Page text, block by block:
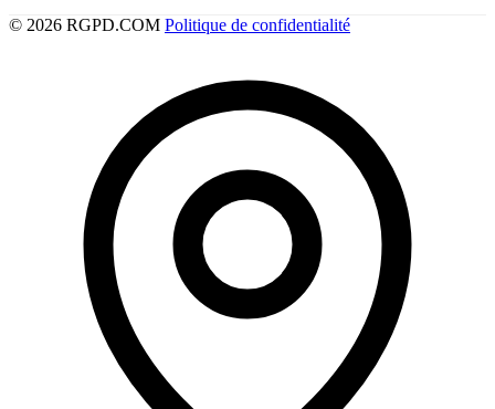
© 2026 RGPD.COM Politique de confidentialité